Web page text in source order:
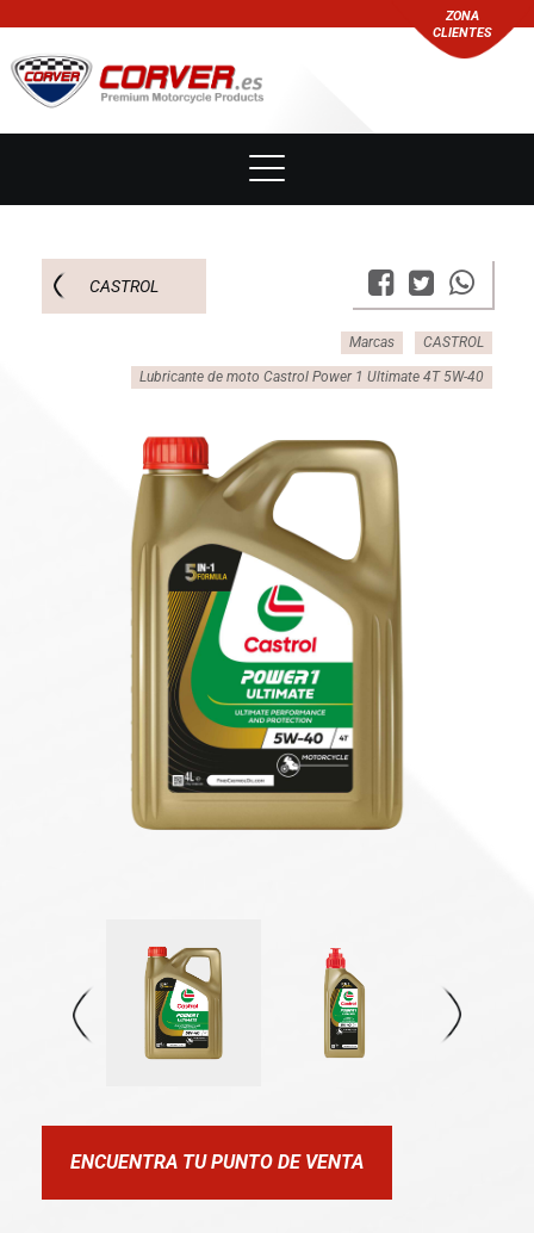
ZONA
CLIENTES
CASTROL
Marcas CASTROL
Lubricante de moto Castrol Power 1 Ultimate 4T 5W-40
ENCUENTRA TU PUNTO DE VENTA